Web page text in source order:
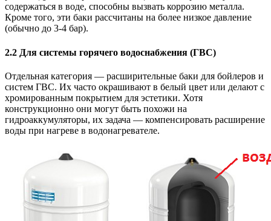
содержаться в воде, способны вызвать коррозию металла.
Кроме того, эти баки рассчитаны на более низкое давление
(обычно до 3-4 бар).
2.2 Для системы горячего водоснабжения (ГВС)
Отдельная категория — расширительные баки для бойлеров и
систем ГВС. Их часто окрашивают в белый цвет или делают с
хромированным покрытием для эстетики. Хотя
конструкционно они могут быть похожи на
гидроаккумуляторы, их задача — компенсировать расширение
воды при нагреве в водонагревателе.